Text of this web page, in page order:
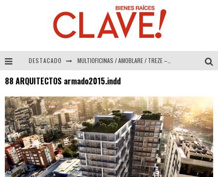
DESTACADO MULTIOFICINAS / AMOBLARE / TREZE – Especial Interiorismo & Decoración 2026
COLINEAL – Especial Interiorismo & Decoración 2026
ADRIANA HOYOS DESIGN STUDIO – Especial Interiorismo & Decoración 2026
88 ARQUITECTOS armado2015.indd